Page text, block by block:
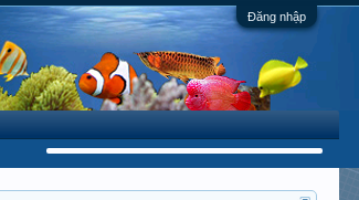
Đăng nhập